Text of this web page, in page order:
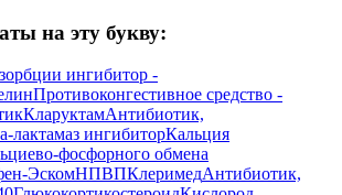
на эту букву:
ингибитор -
Противоконгестивное средство -
КларуктамАнтибиотик,
лактамаз ингибиторКальция
фосфорного обмена
ЭскомНПВПКлеримедАнтибиотик,